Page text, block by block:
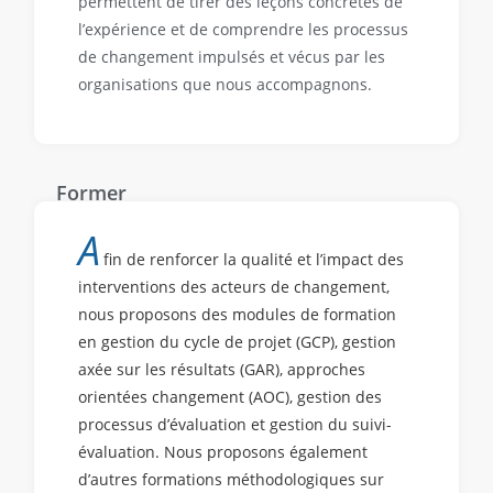
l’expérience et de comprendre les processus
de changement impulsés et vécus par les
organisations que nous accompagnons.
Former
A fin de renforcer la qualité et l’impact des
interventions des acteurs de changement,
nous proposons des modules de formation
en gestion du cycle de projet (GCP), gestion
axée sur les résultats (GAR), approches
orientées changement (AOC), gestion des
processus d’évaluation et gestion du suivi-
évaluation. Nous proposons également
d’autres formations méthodologiques sur